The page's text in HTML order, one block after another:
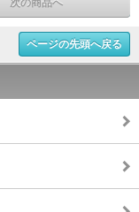
次の商品へ
ページの先頭へ戻る